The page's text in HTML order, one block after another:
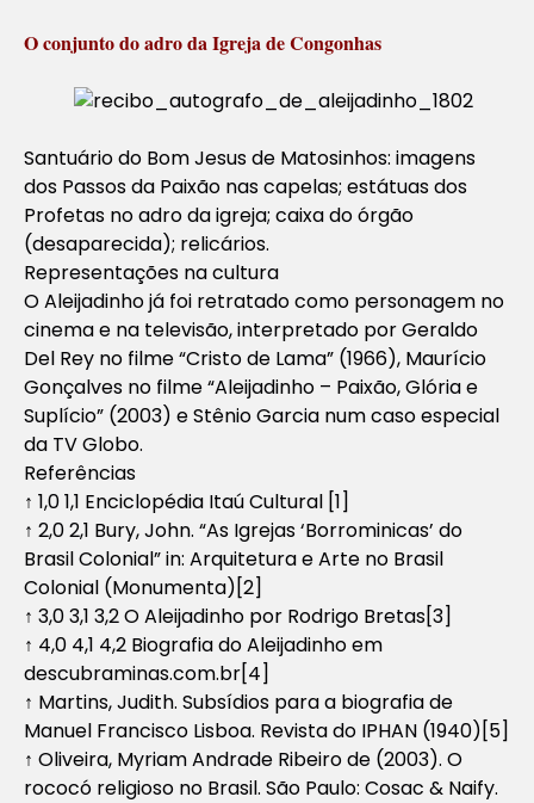
O conjunto do adro da Igreja de Congonhas
Santuário do Bom Jesus de Matosinhos: imagens
dos Passos da Paixão nas capelas; estátuas dos
Profetas no adro da igreja; caixa do órgão
(desaparecida); relicários.
Representações na cultura
O Aleijadinho já foi retratado como personagem no
cinema e na televisão, interpretado por Geraldo
Del Rey no filme “Cristo de Lama” (1966), Maurício
Gonçalves no filme “Aleijadinho – Paixão, Glória e
Suplício” (2003) e Stênio Garcia num caso especial
da TV Globo.
Referências
↑ 1,0 1,1 Enciclopédia Itaú Cultural [1]
↑ 2,0 2,1 Bury, John. “As Igrejas ‘Borrominicas’ do
Brasil Colonial” in: Arquitetura e Arte no Brasil
Colonial (Monumenta)[2]
↑ 3,0 3,1 3,2 O Aleijadinho por Rodrigo Bretas[3]
↑ 4,0 4,1 4,2 Biografia do Aleijadinho em
descubraminas.com.br[4]
↑ Martins, Judith. Subsídios para a biografia de
Manuel Francisco Lisboa. Revista do IPHAN (1940)[5]
↑ Oliveira, Myriam Andrade Ribeiro de (2003). O
rococó religioso no Brasil. São Paulo: Cosac & Naify.